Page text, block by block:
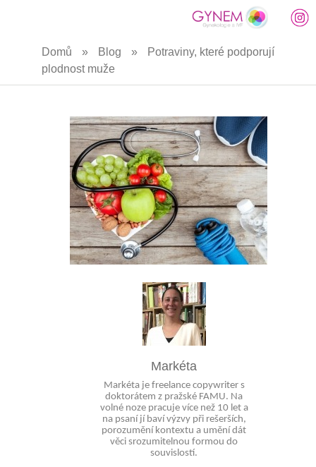
hlavnímu
Domů » Blog »
Potraviny, které podporují
plodnost muže
Markéta
Markéta je freelance copywriter s
doktorátem z pražské FAMU. Na
volné noze pracuje více než 10 let a
na psaní jí baví výzvy při rešerších,
porozumění kontextu a umění dát
věci srozumitelnou formou do
souvislostí.